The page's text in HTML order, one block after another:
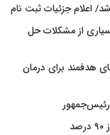
اعلام جزئیات ثبت نام
از مشکلات حل
هدفمند برای درمان